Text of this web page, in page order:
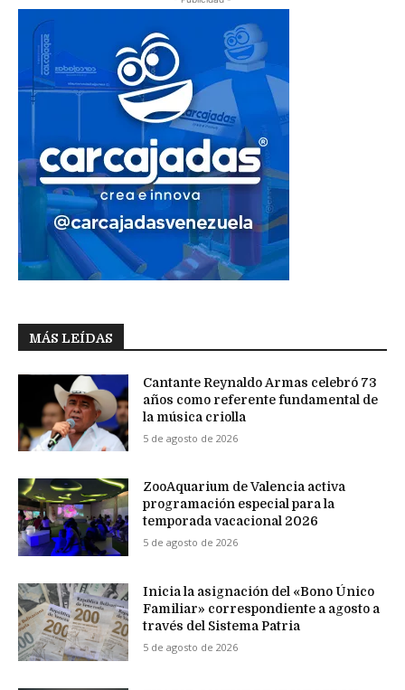
MÁS LEÍDAS
Cantante Reynaldo Armas celebró 73
años como referente fundamental de
la música criolla
5 de agosto de 2026
ZooAquarium de Valencia activa
programación especial para la
temporada vacacional 2026
5 de agosto de 2026
Inicia la asignación del «Bono Único
Familiar» correspondiente a agosto a
través del Sistema Patria
5 de agosto de 2026